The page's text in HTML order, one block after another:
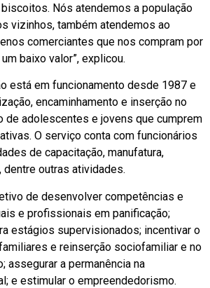
Nós atendemos a população
vizinhos, também atendemos ao
comerciantes que nos compram por
baixo valor”, explicou.
está em funcionamento desde 1987 e
encaminhamento e inserção no
de adolescentes e jovens que cumprem
O serviço conta com funcionários
de capacitação, manufatura,
dentre outras atividades.
de desenvolver competências e
e profissionais em panificação;
estágios supervisionados; incentivar o
e reinserção sociofamiliar e no
assegurar a permanência na
e estimular o empreendedorismo.